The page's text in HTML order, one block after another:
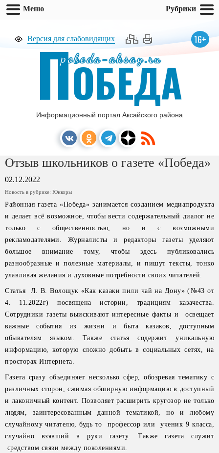
Версия для слабовидящих 16+
pobeda-aksay.ru
ПОБЕДА
Информационный портал Аксайского района
Отзыв школьников о газете «Победа»
02.12.2022
Новость в рубрике: Юнкоры
Районная газета «Победа» занимается созданием медиапродукта
и делает всё возможное, чтобы вести содержательный диалог не
только с общественностью, но и с возможными
рекламодателями. Журналисты и редакторы газеты уделяют
большое внимание тому, чтобы здесь публиковались
разнообразные и полезные материалы, и пишут тексты, тонко
улавливая желания и духовные потребности своих читателей.
Статья Л. В. Волощук «Как казаки пили чай на Дону» (№43 от
4. 11.2022г) посвящена истории, традициям казачества.
Сотрудники газеты выискивают интересные факты и освещает
важные события из жизни и быта казаков, доступным
обывателям языком. Также статья содержит уникальную
информацию, которую сложно добыть в социальных сетях, на
просторах Интернета.
Газета сразу объединяет несколько сфер, обозревая тематику с
различных сторон, сжимая обширную информацию в доступный
и лаконичный контент. Позволяет расширить кругозор не только
людям, заинтересованным данной тематикой, но и любому
случайному читателю, будь то профессор или ученик 9 класса,
случайно взявший в руки газету. Также газета служит
средством связи между поколениями.
Меню Рубрики